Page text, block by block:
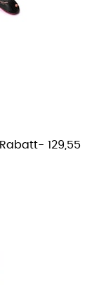
Rabatt- 129,55